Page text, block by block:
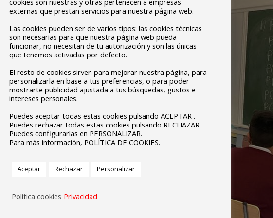
externas que prestan servicios para nuestra página web.
Las cookies pueden ser de varios tipos: las cookies técnicas
son necesarias para que nuestra página web pueda
funcionar, no necesitan de tu autorización y son las únicas
que tenemos activadas por defecto.
El resto de cookies sirven para mejorar nuestra página, para
personalizarla en base a tus preferencias, o para poder
mostrarte publicidad ajustada a tus búsquedas, gustos e
intereses personales.
Puedes aceptar todas estas cookies pulsando ACEPTAR .
Puedes rechazar todas estas cookies pulsando RECHAZAR .
Puedes configurarlas en PERSONALIZAR.
Para más información, POLÍTICA DE COOKIES.
Aceptar Rechazar Personalizar
Política cookies Privacidad